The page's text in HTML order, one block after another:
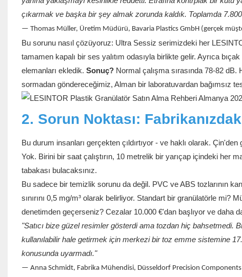
çıkarmak ve başka bir şey almak zorunda kaldık. Toplamda
— Thomas Müller, Üretim Müdürü, Bavaria Plastics GmbH (gerçek
Bu sorunu nasıl çözüyoruz: Ultra Sessiz serimizdeki her
tamamen kapalı bir ses yalıtım odasıyla birlikte gelir. Ayrıca
elemanları ekledik. Sonuç?Normal çalışma sırasında 78-82
sormadan göndereceğimiz, Alman bir laboratuvardan bağımsız
2. Sorun Noktası:
Bu durum insanları gerçekten çıldırtıyor - ve haklı olarak.
Yok. Birini bir saat çalıştırın, 10 metrelik bir yarıçap içindeki her
tabakası bulacaksınız.
Bu sadece bir temizlik sorunu da değil. PVC ve ABS tozlarının
sınırını 0,5 mg/m³ olarak belirliyor. Standart bir granülatörle mi?
denetimden geçerseniz? Cezalar 10.000 €'dan başlıyor ve daha
"Satıcı bize güzel resimler gösterdi ama tozdan hiç bahsetmedi.
kullanılabilir hale getirmek için merkezi bir toz emme sistemine
konusunda uyarmadı."
— Anna Schmidt, Fabrika Mühendisi, Düsseldorf Precision Components